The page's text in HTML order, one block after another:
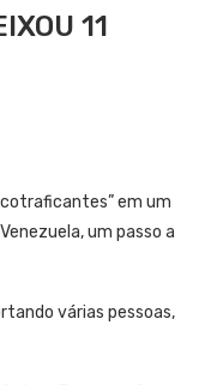
11
em um
um passo a
várias pessoas,